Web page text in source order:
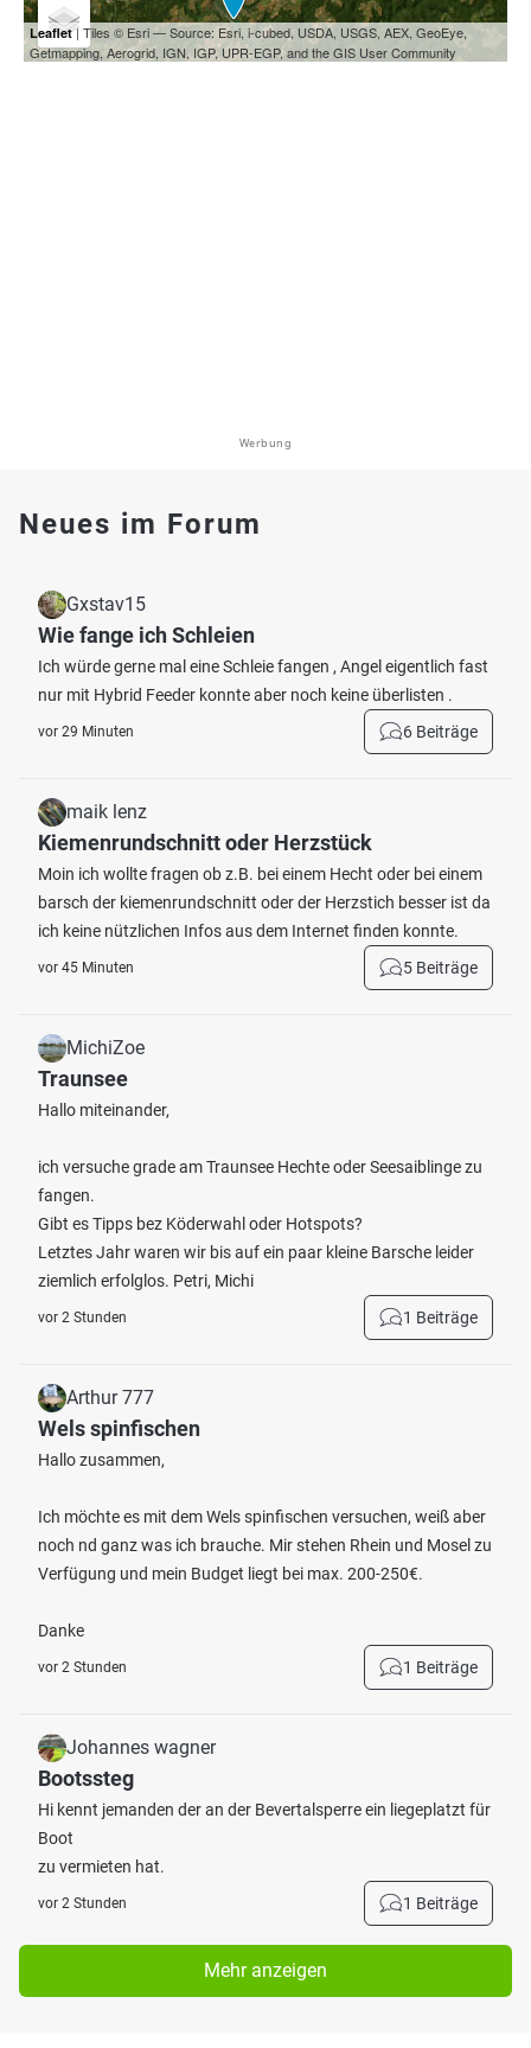
Leaflet| Tiles © Esri — Source: Esri, i-cubed, USDA, USGS, AEX, GeoEye,
Getmapping, Aerogrid, IGN, IGP, UPR-EGP, and the GIS User Community
Werbung
Neues im Forum
Gxstav15
Wie fange ich Schleien
Ich würde gerne mal eine Schleie fangen , Angel eigentlich fast
nur mit Hybrid Feeder konnte aber noch keine überlisten .
vor 29 Minuten 6 Beiträge
maik lenz
Kiemenrundschnitt oder Herzstück
Moin ich wollte fragen ob z.B. bei einem Hecht oder bei einem
barsch der kiemenrundschnitt oder der Herzstich besser ist da
ich keine nützlichen Infos aus dem Internet finden konnte.
vor 45 Minuten 5 Beiträge
MichiZoe
Traunsee
Hallo miteinander,
ich versuche grade am Traunsee Hechte oder Seesaiblinge zu
fangen.
Gibt es Tipps bez Köderwahl oder Hotspots?
Letztes Jahr waren wir bis auf ein paar kleine Barsche leider
ziemlich erfolglos. Petri, Michi
vor 2 Stunden 1 Beiträge
Arthur 777
Wels spinfischen
Hallo zusammen,
Ich möchte es mit dem Wels spinfischen versuchen, weiß aber
noch nd ganz was ich brauche. Mir stehen Rhein und Mosel zu
Verfügung und mein Budget liegt bei max. 200-250€.
Danke
vor 2 Stunden 1 Beiträge
Johannes wagner
Bootssteg
Hi kennt jemanden der an der Bevertalsperre ein liegeplatzt für
Boot
zu vermieten hat.
vor 2 Stunden 1 Beiträge
Mehr anzeigen